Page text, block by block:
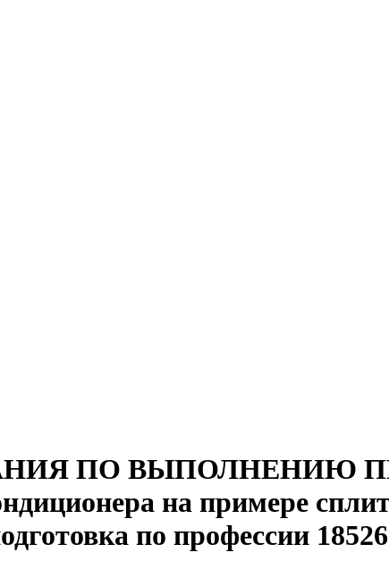
ПО ВЫПОЛНЕНИЮ
на примере
по профессии